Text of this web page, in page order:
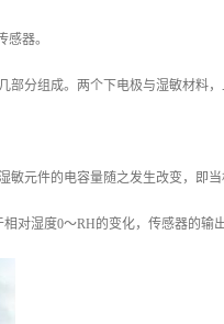
器。
分组成。两个下电极与湿敏材料
元件的电容量随之发生改变，即
对湿度0～RH的变化，传感器的输